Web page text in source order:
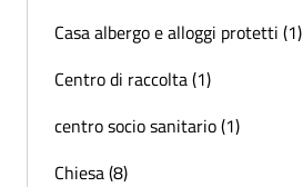
Casa albergo e alloggi protetti (1)
Centro di raccolta (1)
centro socio sanitario (1)
Chiesa (8)